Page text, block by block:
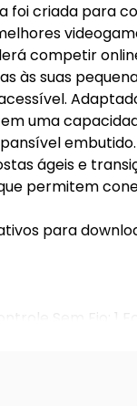
foi criada para
competir
às suas
uma
ágeis e
permitem
para
Sem Fio; 1